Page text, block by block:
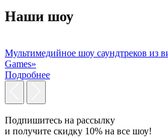
Наши шоу
Мультимедийное шоу cаундтреков из
Games»
Подробнее
Подпишитесь на рассылку
и получите скидку 10% на все шоу!